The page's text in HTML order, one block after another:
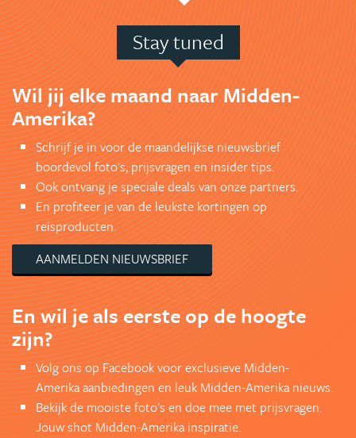
Stay tuned
Wil jij elke maand naar Midden-
Amerika?
Schrijf je in voor de maandelijkse nieuwsbrief
boordevol foto's, prijsvragen en insider tips.
Ook ontvang je speciale deals van onze partners.
En profiteer je van de leukste kortingen op
reisproducten.
AANMELDEN NIEUWSBRIEF
En wil je als eerste op de hoogte
zijn?
Volg ons op Facebook voor exclusieve Midden-
Amerika aanbiedingen en leuk Midden-Amerika nieuws.
Bekijk de mooiste foto's en doe mee met prijsvragen.
Jouw shot Midden-Amerika inspiratie.